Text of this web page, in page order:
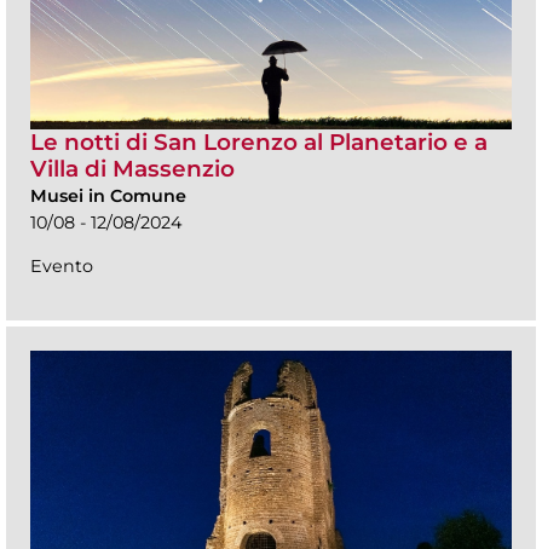
Le notti di San Lorenzo al Planetario e a
Villa di Massenzio
Musei in Comune
10/08 - 12/08/2024
Evento